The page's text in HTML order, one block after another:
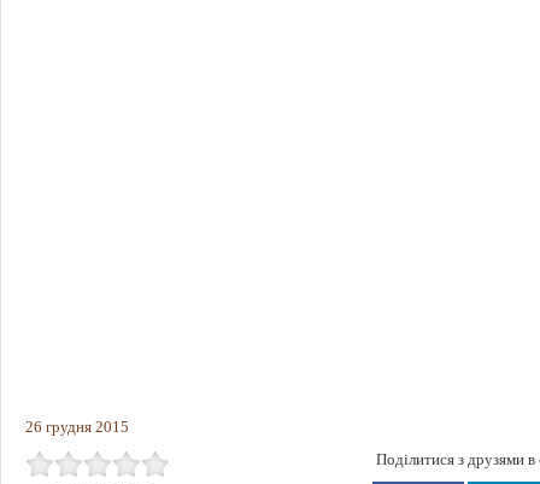
26 грудня 2015
Поділитися з друзями